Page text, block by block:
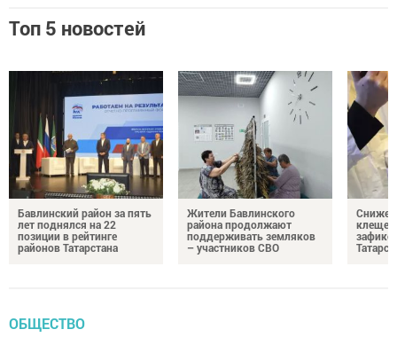
Топ 5 новостей
Бавлинский район за пять
лет поднялся на 22
позиции в рейтинге
районов Татарстана
Жители Бавлинского
района продолжают
поддерживать земляков
– участников СВО
клещей
ОБЩЕСТВО